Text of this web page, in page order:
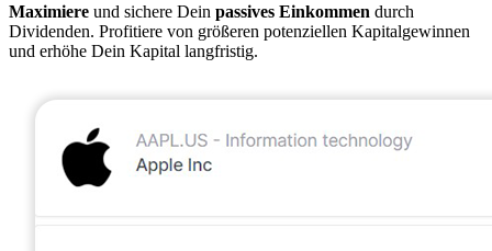
Maximiere und sichere Dein passives Einkommen durch
Dividenden. Profitiere von größeren potenziellen Kapitalgewinnen
und erhöhe Dein Kapital langfristig.